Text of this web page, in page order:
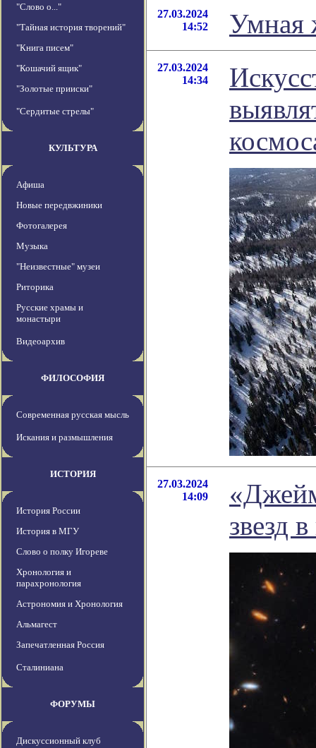
"Слово о..."
"Тайная история творений"
"Книга писем"
"Кошачий ящик"
"Золотые прииски"
"Сердитые стрелы"
КУЛЬТУРА
Афиша
Новые передвжиники
Фотогалерея
Музыка
"Неизвестные" музеи
Риторика
Русские храмы и
монастыри
Видеоархив
ФИЛОСОФИЯ
Современная русская мысль
Искания и размышления
ИСТОРИЯ
История России
История в МГУ
Слово о полку Игореве
Хронология и
парахронология
Астрономия и Хронология
Альмагест
Запечатленная Россия
Сталиниана
ФОРУМЫ
Дискуссионный клуб
27.03.2024
14:52
Умная
27.03.2024
14:34
27.03.2024
14:09
звезд